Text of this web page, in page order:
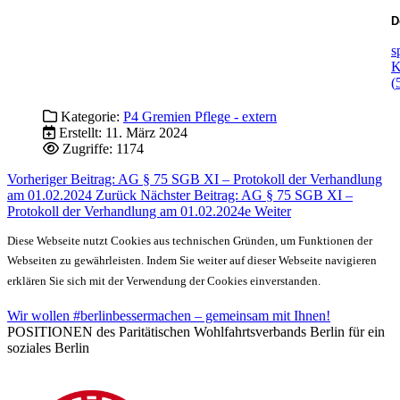
(
Kategorie: P4 Gremien Pflege - extern
Erstellt: 11. März 2024
Zugriffe: 1174
Vorheriger Beitrag: AG § 75 SGB XI – Protokoll der Verhandlung
am 01.02.2024 Zurück Nächster Beitrag: AG § 75 SGB XI –
Protokoll der Verhandlung am 01.02.2024e Weiter
Diese Webseite nutzt Cookies aus technischen Gründen, um Funktionen der
Webseiten zu gewährleisten. Indem Sie weiter auf dieser Webseite navigieren
erklären Sie sich mit der Verwendung der Cookies einverstanden.
Wir wollen #berlinbessermachen – gemeinsam mit Ihnen!
POSITIONEN des Paritätischen Wohlfahrtsverbands Berlin für ein
soziales Berlin